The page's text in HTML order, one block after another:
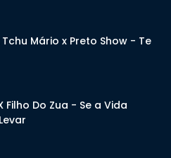
Tchu Mário x Preto Show - Te
Filho Do Zua - Se a Vida